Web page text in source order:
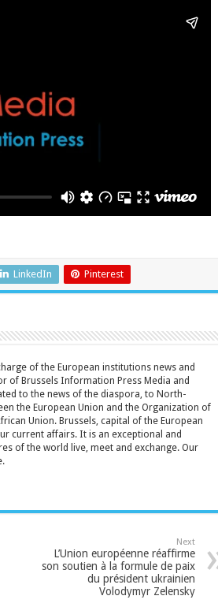
LinkedIn Pinterest
of the European institutions news and
of Brussels Information Press Media and
to the news of the diaspora, to North-
the European Union and the Organization of
Union. Brussels, capital of the European
current affairs. It is an exceptional and
of the world live, meet and exchange. Our
Next
L’Union européenne réaffirme
son soutien à la formule de paix
du président ukrainien
Volodymyr Zelensky